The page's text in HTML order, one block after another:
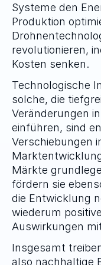
Systeme den
Produktion
revolutionieren,
Kosten senken.
Technologische
solche, die
Veränderungen
einführen, sind
Verschiebungen
Märkte
fördern sie
die Entwicklung
wiederum
Auswirkungen
Insgesamt
also nachhaltige